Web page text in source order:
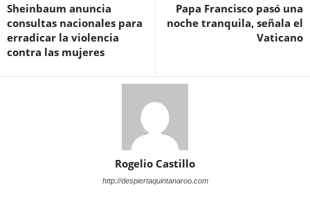
Sheinbaum anuncia
consultas nacionales para
erradicar la violencia
contra las mujeres
Papa Francisco pasó una
noche tranquila, señala el
Vaticano
Rogelio Castillo
http://despiertaquintanaroo.com